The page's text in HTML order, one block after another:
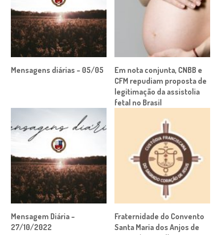
Mensagens diárias – 05/05
Em nota conjunta, CNBB e
CFM repudiam proposta de
legitimação da assistolia
fetal no Brasil
Mensagem Diária –
27/10/2022
Fraternidade do Convento
Santa Maria dos Anjos de